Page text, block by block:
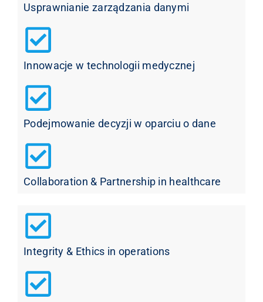
Usprawnianie zarządzania danymi
Innowacje w technologii medycznej
Podejmowanie decyzji w oparciu o dane
Collaboration & Partnership in healthcare
Integrity & Ethics in operations